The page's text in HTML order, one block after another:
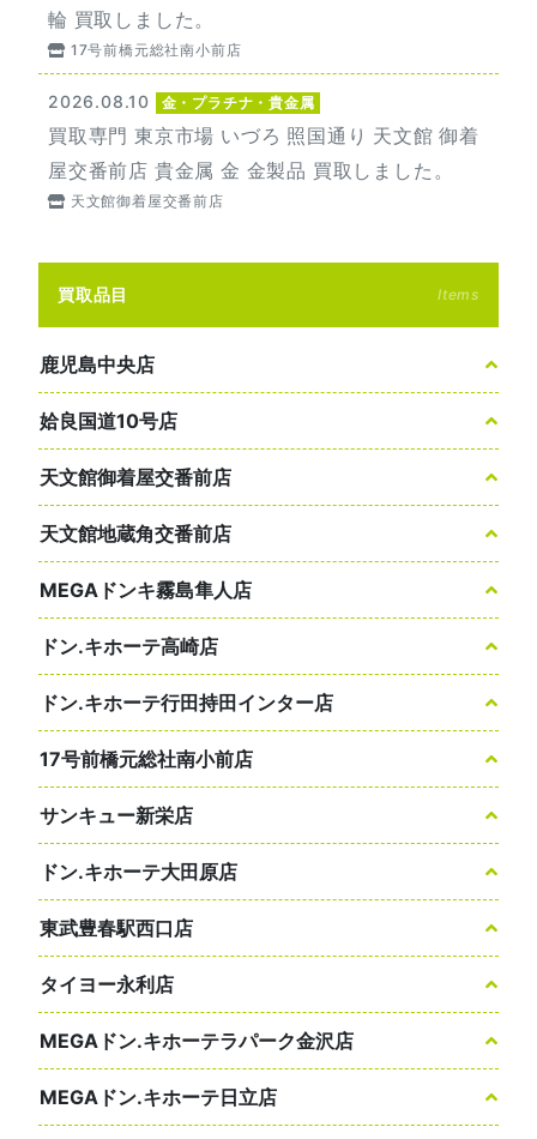
輪 買取しました。
17号前橋元総社南小前店
2026.08.10 金・プラチナ・貴金属
買取専門 東京市場 いづろ 照国通り 天文館 御着
屋交番前店 貴金属 金 金製品 買取しました。
天文館御着屋交番前店
買取品目 Items
鹿児島中央店
姶良国道10号店
天文館御着屋交番前店
天文館地蔵角交番前店
MEGAドンキ霧島隼人店
ドン.キホーテ高崎店
ドン.キホーテ行田持田インター店
17号前橋元総社南小前店
サンキュー新栄店
ドン.キホーテ大田原店
東武豊春駅西口店
タイヨー永利店
MEGAドン.キホーテラパーク金沢店
MEGAドン.キホーテ日立店